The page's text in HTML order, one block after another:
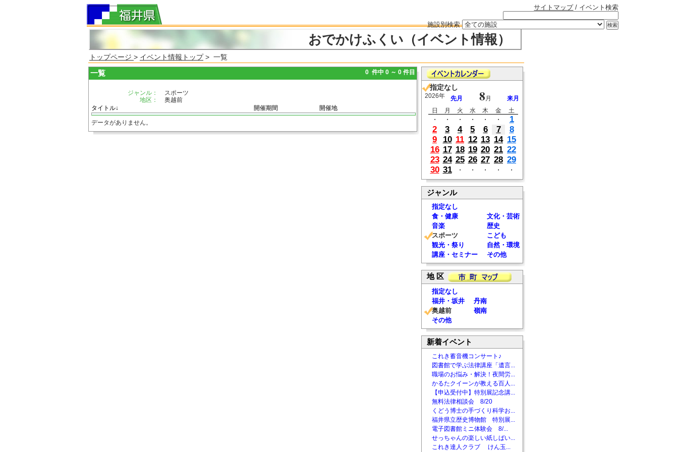
サイトマップ/ イベント検索
施設別検索
おでかけふくい（イベント情報）
トップページ > イベント情報トップ> 一覧
一覧 0 件中 0 ～ 0 件目
ジャンル：
スポーツ
地区：
奥越前
タイトル↓
開催期間 開催地
データがありません。
指定なし
2026年 先月 8 月
来月
日
月 火 水 木 金
土
・
・ ・ ・ ・ ・
1
2
3 4 5 6 7
8
9
10 11 12 13 14 15
16 17 18 19 20 21 22
23 24 25 26 27 28 29
30 31 ・ ・ ・ ・ ・
ジャンル
指定なし
食・健康
文化・芸術
音楽
歴史
スポーツ
こども
観光・祭り
自然・環境
講座・セミナー
その他
地 区
指定なし
福井・坂井
丹南
奥越前
嶺南
その他
新着イベント
これき蓄音機コンサート♪
図書館で学ぶ法律講座「遺言...
職場のお悩み・解決！夜間労...
かるたクイーンが教える百人...
【申込受付中】特別展記念講...
無料法律相談会 8/20
くどう博士の手づくり科学お...
福井県立歴史博物館 特別展...
電子図書館ミニ体験会 8/...
せっちゃんの楽しい紙しばい...
これき達人クラブ けん玉...